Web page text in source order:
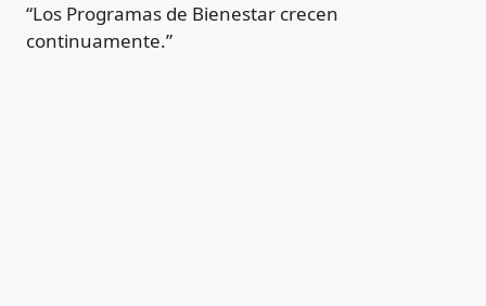
“Los Programas de Bienestar crecen
continuamente.”